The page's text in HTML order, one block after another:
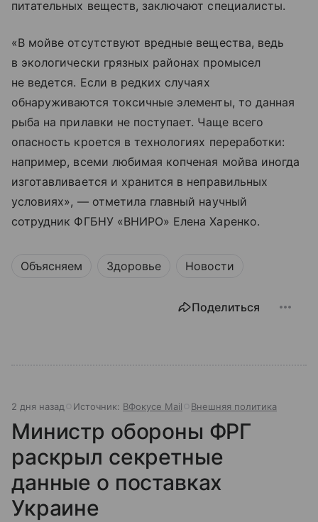
питательных веществ, заключают специалисты.
«В мойве отсутствуют вредные вещества, ведь
в экологически грязных районах промысел
не ведется. Если в редких случаях
обнаруживаются токсичные элементы, то данная
рыба на прилавки не поступает. Чаще всего
опасность кроется в технологиях переработки:
например, всеми любимая копченая мойва иногда
изготавливается и хранится в неправильных
условиях», — отметила главный научный
сотрудник ФГБНУ «ВНИРО» Елена Харенко.
Объясняем Здоровье Новости
Поделиться
2 дня назад Источник: ВФокусе Mail Внешняя политика
Министр обороны ФРГ
раскрыл секретные
данные о поставках
Украине